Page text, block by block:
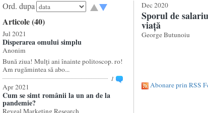
Ord. dupa
Articole (40)
Jul 2021
Disperarea omului simplu
Anonim
Bună ziua! Mulți ani înainte politoscop. ro!
Am rugămintea să abo...
1
Apr 2021
Cum se simt românii la un an de la
pandemie?
Reveal Marketing Research
Dec 2020
Sporul de
viață
George Butunoiu
Abonare prin RSS